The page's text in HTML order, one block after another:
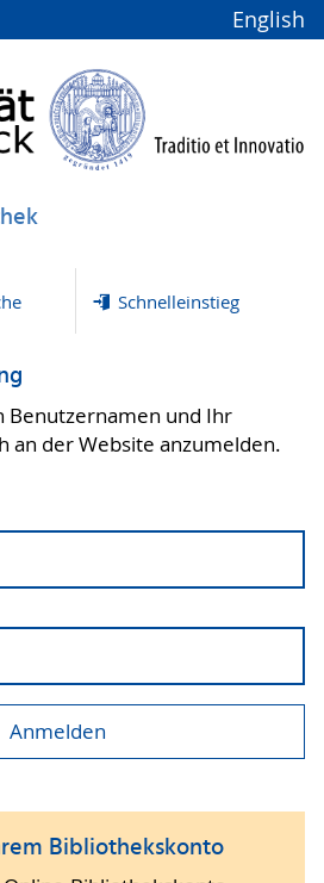
English
Schnelleinstieg
Benutzernamen und Ihr
an der Website anzumelden.
Bibliothekskonto